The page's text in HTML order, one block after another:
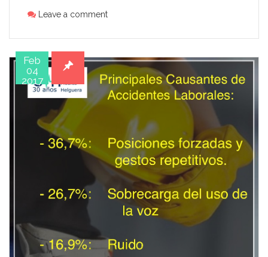
Leave a comment
Feb
04
2017